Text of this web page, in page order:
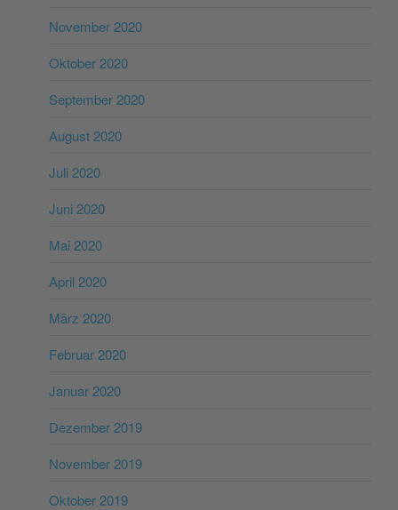
November 2020
Oktober 2020
September 2020
August 2020
Juli 2020
Juni 2020
Mai 2020
April 2020
März 2020
Februar 2020
Januar 2020
Dezember 2019
November 2019
Oktober 2019